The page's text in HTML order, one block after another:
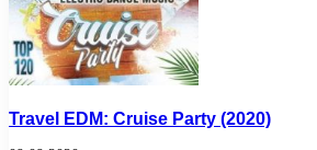
Travel EDM: Cruise Party (2020)